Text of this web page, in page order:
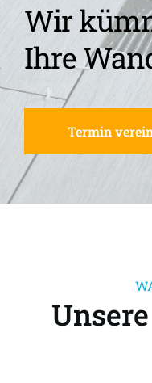
Wir
Ihre
Termin